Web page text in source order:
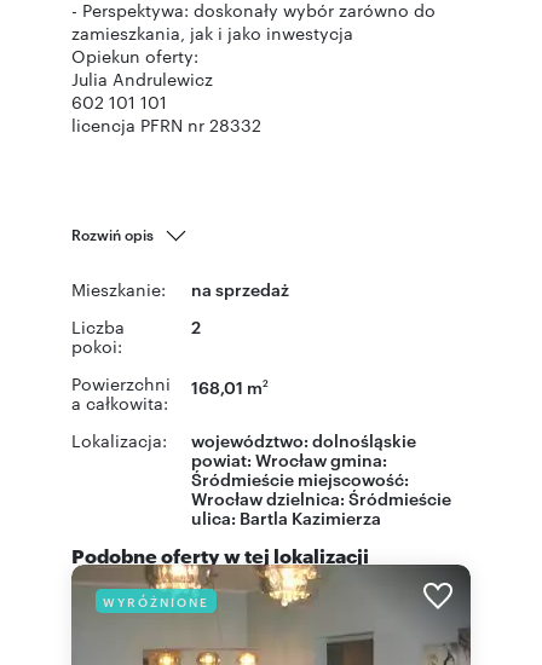
- Perspektywa: doskonały wybór zarówno do
zamieszkania, jak i jako inwestycja
Opiekun oferty:
Julia Andrulewicz
602 101 101
licencja PFRN nr 28332
Rozwiń opis
Mieszkanie: na sprzedaż
Liczba
pokoi:
2
Powierzchni
a całkowita:
168,01 m2
Lokalizacja: województwo: dolnośląskie
powiat: Wrocławgmina:
Śródmieście miejscowość:
Wrocławdzielnica: Śródmieście
ulica: Bartla Kazimierza
Podobne oferty w tej lokalizacji
WYRÓŻNIONE